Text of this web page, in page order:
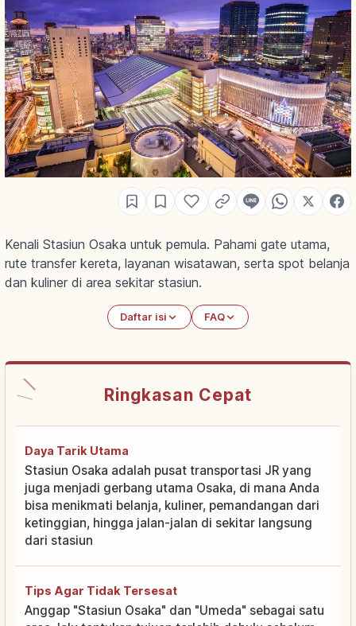
Kenali Stasiun Osaka untuk pemula. Pahami gate utama,
rute transfer kereta, layanan wisatawan, serta spot belanja
dan kuliner di area sekitar stasiun.
Daftar isi FAQ
Ringkasan Cepat
Daya Tarik Utama
Stasiun Osaka adalah pusat transportasi JR yang
juga menjadi gerbang utama Osaka, di mana Anda
bisa menikmati belanja, kuliner, pemandangan dari
ketinggian, hingga jalan-jalan di sekitar langsung
dari stasiun
Tips Agar Tidak Tersesat
Anggap "Stasiun Osaka" dan "Umeda" sebagai satu